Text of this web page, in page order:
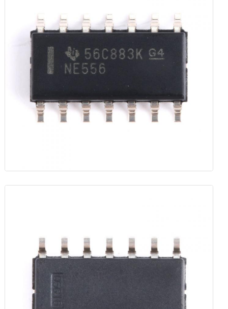
شريحة ذاكرة DRAM
شريحة SRAM
ذاكرة القراءة فقط القابلة للمسح والبرمجة (EPROM) IC
IC UART
إدارة التحكم في الطاقة